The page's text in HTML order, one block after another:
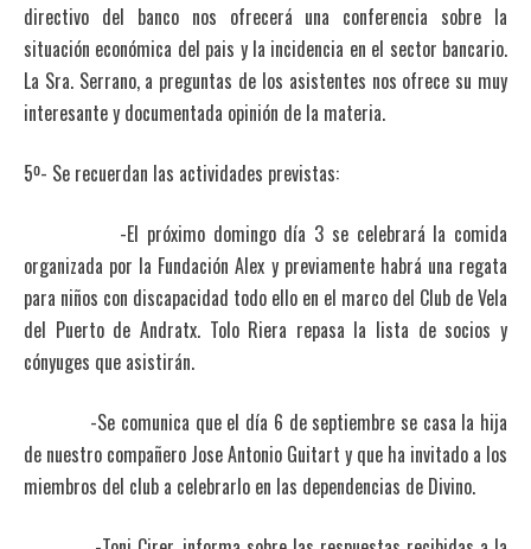
directivo del banco nos ofrecerá una conferencia sobre la
situación económica del pais y la incidencia en el sector bancario.
La Sra. Serrano, a preguntas de los asistentes nos ofrece su muy
interesante y documentada opinión de la materia.
5º- Se recuerdan las actividades previstas:
-El próximo domingo día 3 se celebrará la comida
organizada por la Fundación Alex y previamente habrá una regata
para niños con discapacidad todo ello en el marco del Club de Vela
del Puerto de Andratx. Tolo Riera repasa la lista de socios y
cónyuges que asistirán.
-Se comunica que el día 6 de septiembre se casa la hija
de nuestro compañero Jose Antonio Guitart y que ha invitado a los
miembros del club a celebrarlo en las dependencias de Divino.